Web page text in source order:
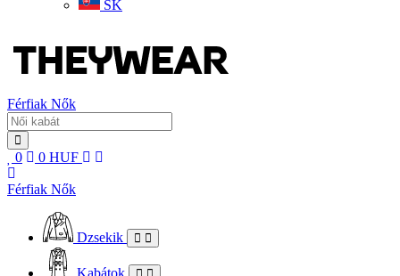
SK
Férfiak Nők
0 0 HUF
Férfiak Nők
Dzsekik
Kabátok